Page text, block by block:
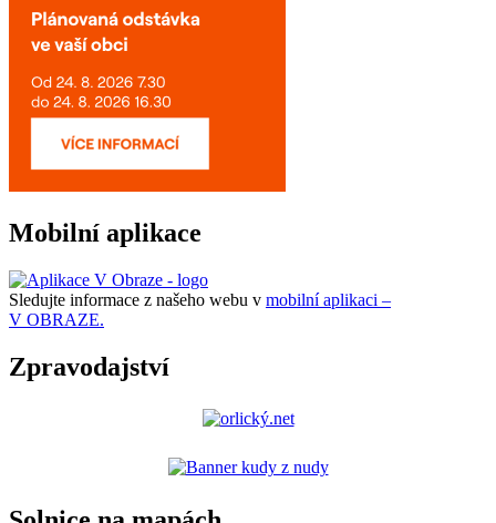
Mobilní aplikace
Sledujte informace z našeho webu v mobilní aplikaci –
V OBRAZE.
Zpravodajství